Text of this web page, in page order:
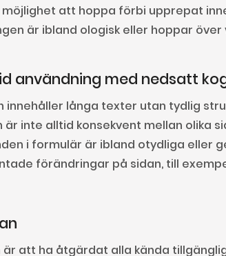
att hoppa förbi upprepat
är ibland ologisk eller hoppar över
användning med nedsatt
innehåller långa texter utan tydlig
är inte alltid konsekvent mellan olika
i formulär är ibland otydliga eller
förändringar på sidan, till
att ha åtgärdat alla kända